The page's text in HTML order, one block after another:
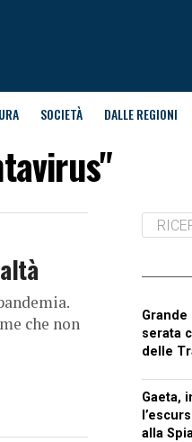
SOCIETÀ DALLE REGIONI
che non
serata
delle
Gaeta,
alla